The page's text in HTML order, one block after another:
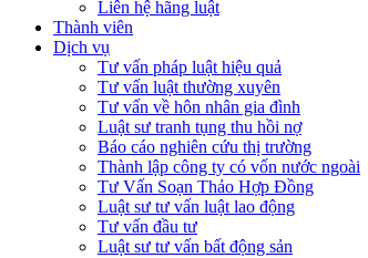
Liên hệ hãng luật
Thành viên
Dịch vụ
Tư vấn pháp luật hiệu quả
Tư vấn luật thường xuyên
Tư vấn về hôn nhân gia đình
Luật sư tranh tụng thu hồi nợ
Báo cáo nghiên cứu thị trường
Thành lập công ty có vốn nước ngoài
Tư Vấn Soạn Thảo Hợp Đồng
Luật sư tư vấn luật lao động
Tư vấn đầu tư
Luật sư tư vấn bất động sản